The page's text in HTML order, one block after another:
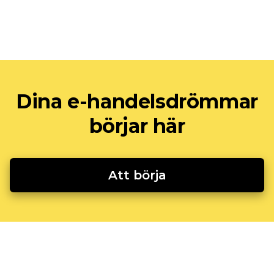
Dina e-handelsdrömmar
börjar här
Att börja